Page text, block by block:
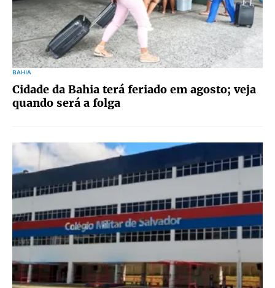
BAHIA
Cidade da Bahia terá feriado em agosto; veja
quando será a folga